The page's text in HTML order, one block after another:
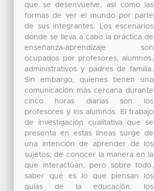
que se desenvuelve, así como las
formas de ver el mundo por parte
de sus integrantes. Los escenarios
donde se lleva a cabo la práctica de
enseñanza-aprendizaje son
ocupados por profesores, alumnos,
administrativos y padres de familia.
Sin embargo, quienes tienen una
comunicación más cercana durante
cinco horas diarias son los
profesores y los alumnos. El trabajo
de investigación cualitativa que se
presenta en estas líneas surge de
una intención de aprender de los
sujetos, de conocer la manera en la
que interactúan, pero sobre todo,
saber qué es lo que piensan los
guías de la educación: los